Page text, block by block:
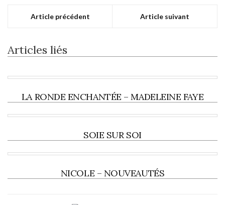
Article précédent Article suivant
Articles liés
LA RONDE ENCHANTÉE – MADELEINE FAYE
SOIE SUR SOI
NICOLE – NOUVEAUTÉS